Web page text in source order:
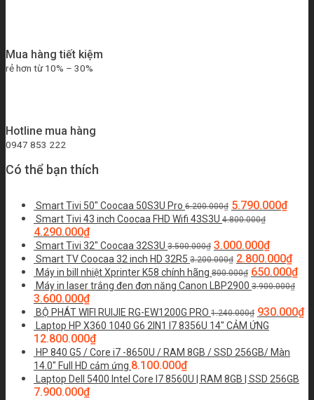
Mua hàng tiết kiệm
rẻ hơn từ 10% – 30%
Hotline mua hàng
0947 853 222
Có thể bạn thích
Smart Tivi 50" Coocaa 50S3U Pro 6.200.000₫ 5.790.000₫
Smart Tivi 43 inch Coocaa FHD Wifi 43S3U 4.800.000₫
4.290.000₫
Smart Tivi 32" Coocaa 32S3U 3.500.000₫ 3.000.000₫
Smart TV Coocaa 32 inch HD 32R5 3.200.000₫ 2.800.000₫
Máy in bill nhiệt Xprinter K58 chính hãng 800.000₫ 650.000₫
Máy in laser trắng đen đơn năng Canon LBP2900 3.900.000₫
3.600.000₫
BỘ PHÁT WIFI RUIJIE RG-EW1200G PRO 1.240.000₫ 930.000₫
Laptop HP X360 1040 G6 2IN1 I7 8356U 14" CẢM ỨNG
12.800.000₫
HP 840 G5 / Core i7 -8650U / RAM 8GB / SSD 256GB/ Màn
14.0″ Full HD cảm ứng 8.100.000₫
Laptop Dell 5400 Intel Core I7 8560U | RAM 8GB | SSD 256GB
7.900.000₫